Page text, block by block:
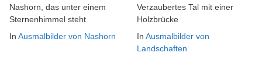
Nashorn, das unter einem
Sternenhimmel steht
In Ausmalbilder von Nashorn
Verzaubertes Tal mit einer
Holzbrücke
In Ausmalbilder von
Landschaften